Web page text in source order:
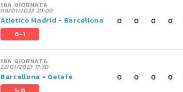
16A GIORNATA
08/01/2023 20:00
Atletico Madrid - Barcellona
0-1
0 0 0 0
18A GIORNATA
22/01/2023 17:30
Barcellona - Getafe 0 0 0 0